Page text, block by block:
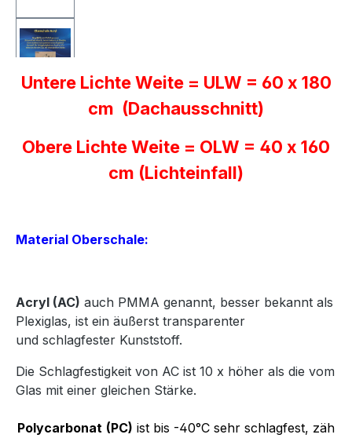
Untere Lichte Weite = ULW = 60 x 180
cm (Dachausschnitt)
Obere Lichte Weite = OLW = 40 x 160
cm (Lichteinfall)
Material Oberschale:
Acryl (AC) auch PMMA genannt, besser bekannt als
Plexiglas, ist ein äußerst transparenter
und schlagfester Kunststoff.
Die Schlagfestigkeit von AC ist 10 x höher als die vom
Glas mit einer gleichen Stärke.
Polycarbonat (PC) ist bis -40°C sehr schlagfest, zäh